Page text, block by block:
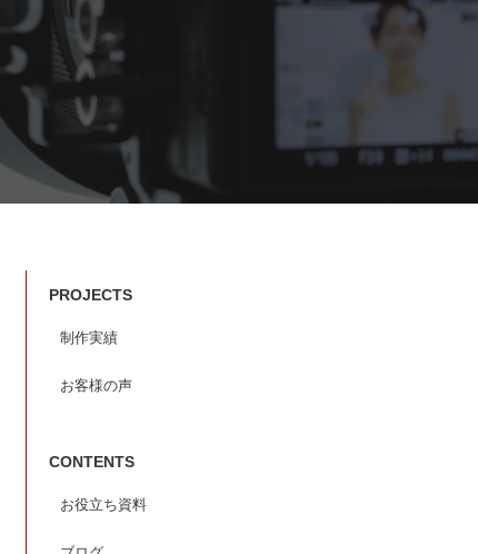
PROJECTS
制作実績
お客様の声
CONTENTS
お役立ち資料